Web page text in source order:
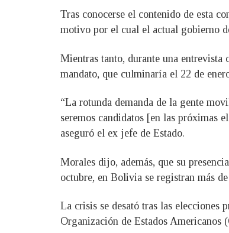
Tras conocerse el contenido de esta
motivo por el cual el actual gobierno
Mientras tanto, durante una
mandato, que culminaría el 22 de
“La rotunda demanda de la gente
seremos candidatos [en las próximas
aseguró el ex jefe de Estado.
Morales dijo, además, que su
octubre, en Bolivia se registran más
La crisis se desató tras las elecciones
Organización de Estados